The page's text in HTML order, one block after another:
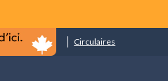
Circulaires